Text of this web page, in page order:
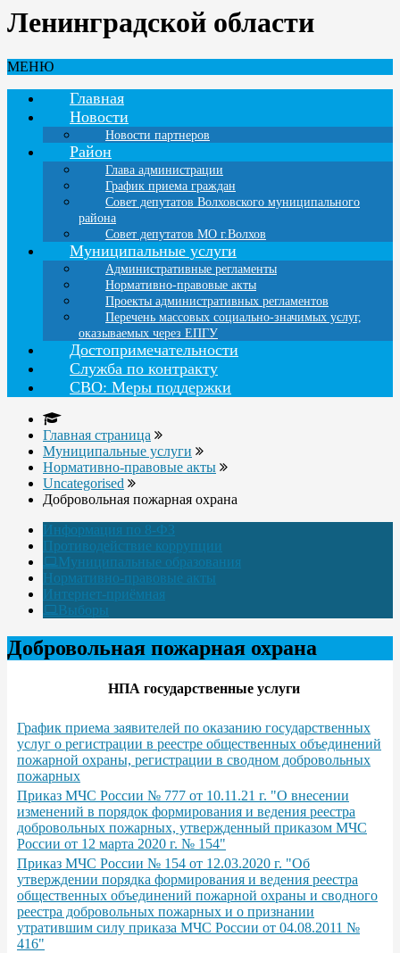
Ленинградской области
МЕНЮ
Главная
Новости
Новости партнеров
Район
Глава администрации
График приема граждан
Совет депутатов Волховского муниципального
района
Совет депутатов МО г.Волхов
Муниципальные услуги
Административные регламенты
Нормативно-правовые акты
Проекты административных регламентов
Перечень массовых социально-значимых услуг,
оказываемых через ЕПГУ
Достопримечательности
Служба по контракту
СВО: Меры поддержки
Главная страница
Муниципальные услуги
Нормативно-правовые акты
Uncategorised
Добровольная пожарная охрана
Информация по 8-ФЗ
Противодействие коррупции
Муниципальные образования
Нормативно-правовые акты
Интернет-приёмная
Выборы
Добровольная пожарная охрана
НПА государственные услуги
График приема заявителей по оказанию государственных
услуг о регистрации в реестре общественных объединений
пожарной охраны, регистрации в сводном добровольных
пожарных
Приказ МЧС России № 777 от 10.11.21 г. "О внесении
изменений в порядок формирования и ведения реестра
добровольных пожарных, утвержденный приказом МЧС
России от 12 марта 2020 г. № 154"
Приказ МЧС России № 154 от 12.03.2020 г. "Об
утверждении порядка формирования и ведения реестра
общественных объединений пожарной охраны и сводного
реестра добровольных пожарных и о признании
утратившим силу приказа МЧС России от 04.08.2011 №
416"